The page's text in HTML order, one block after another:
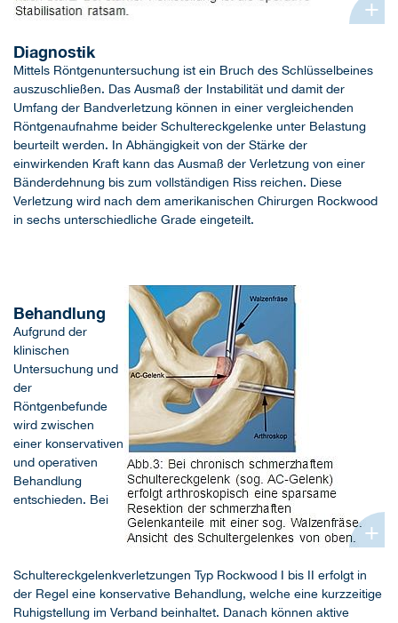
+
Diagnostik
Mittels Röntgenuntersuchung ist ein Bruch des Schlüsselbeines
auszuschließen. Das Ausmaß der Instabilität und damit der
Umfang der Bandverletzung können in einer vergleichenden
Röntgenaufnahme beider Schultereckgelenke unter Belastung
beurteilt werden. In Abhängigkeit von der Stärke der
einwirkenden Kraft kann das Ausmaß der Verletzung von einer
Bänderdehnung bis zum vollständigen Riss reichen. Diese
Verletzung wird nach dem amerikanischen Chirurgen Rockwood
in sechs unterschiedliche Grade eingeteilt.
+
Behandlung
Aufgrund der
klinischen
Untersuchung und
der
Röntgenbefunde
wird zwischen
einer konservativen
und operativen
Behandlung
entschieden. Bei
Schultereckgelenkverletzungen Typ Rockwood I bis II erfolgt in
der Regel eine konservative Behandlung, welche eine kurzzeitige
Ruhigstellung im Verband beinhaltet. Danach können aktive